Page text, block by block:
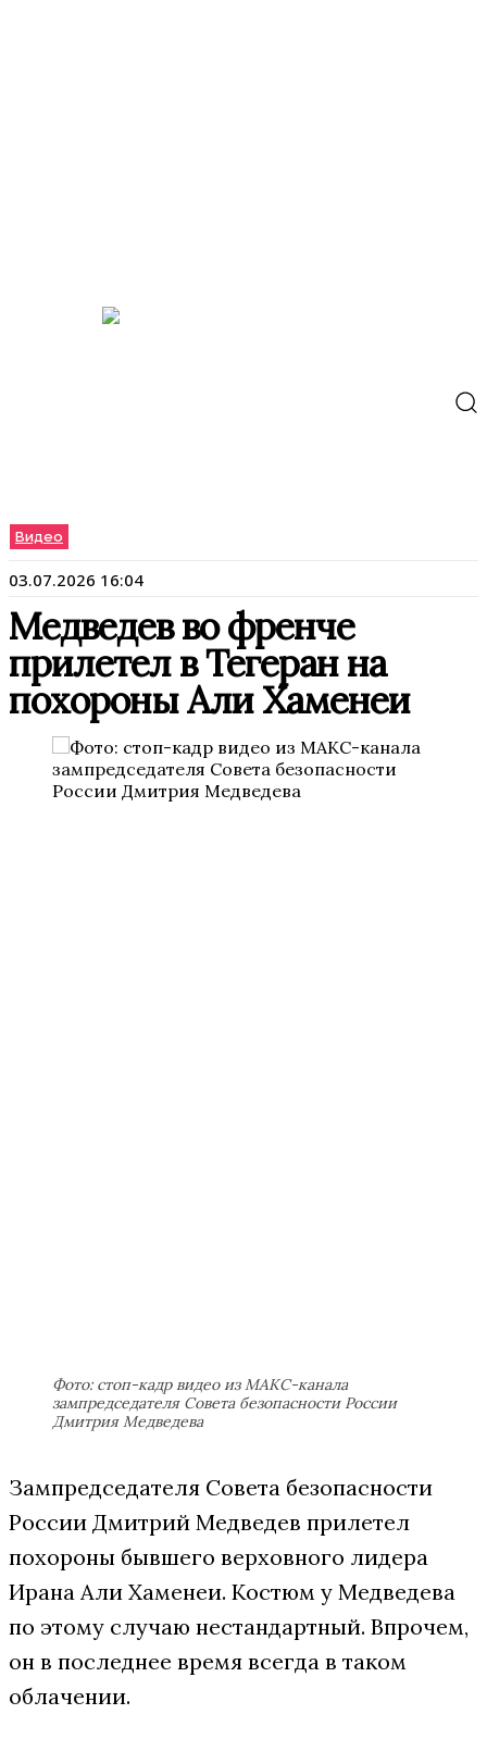
Видео
03.07.2026 16:04
Медведев во френче
прилетел в Тегеран на
похороны Али Хаменеи
Фото: стоп-кадр видео из МАКС-канала
зампредседателя Совета безопасности России
Дмитрия Медведева
Зампредседателя Совета безопасности
России Дмитрий Медведев прилетел
похороны бывшего верховного лидера
Ирана Али Хаменеи. Костюм у Медведева
по этому случаю нестандартный. Впрочем,
он в последнее время всегда в таком
облачении.